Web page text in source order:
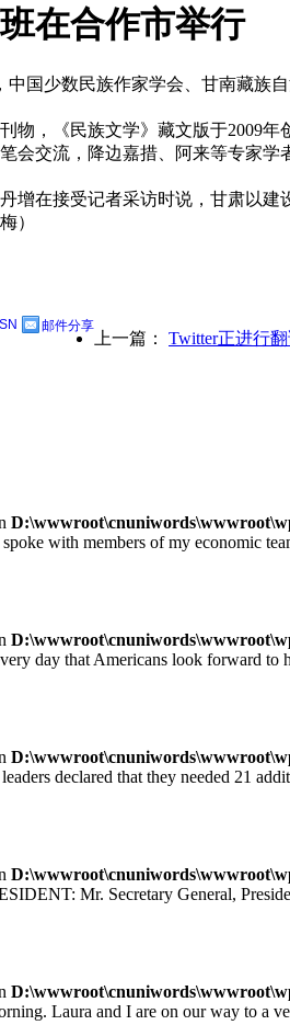
在合作市举行
国少数民族作家学会、甘南藏族
物，《民族文学》藏文版于2009
交流，降边嘉措、阿来等专家
增在接受记者采访时说，甘肃以
）
邮件分享
上一篇： Twitter正进行
with members of my economic
that Americans look forward to
declared that they needed 21
Mr. Secretary General,
Laura and I are on our way to a